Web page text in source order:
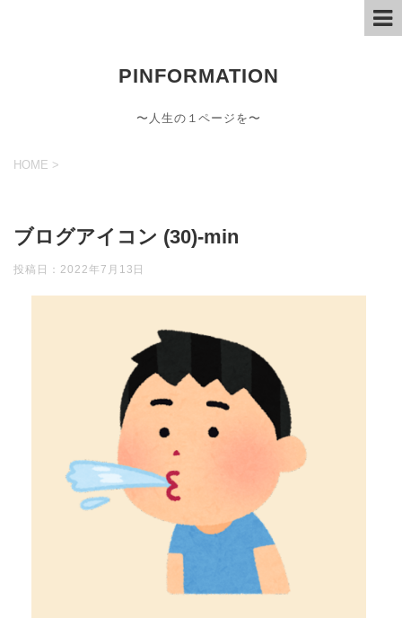
PINFORMATION
〜人生の１ページを〜
HOME >
ブログアイコン (30)-min
投稿日： 2022年7月13日